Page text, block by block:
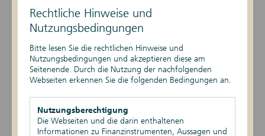
Rechtliche Hinweise und
Nutzungsbedingungen
Bitte lesen Sie die rechtlichen Hinweise und
Nutzungsbedingungen und akzeptieren diese am
Seitenende. Durch die Nutzung der nachfolgenden
Webseiten erkennen Sie die folgenden Bedingungen an.
Nutzungsberechtigung
Die Webseiten und die darin enthaltenen
Informationen zu Finanzinstrumenten, Aussagen und
DIP21
EPIHS-II-21
EPBSV-II-21
DIP20
EPBSV-I-20